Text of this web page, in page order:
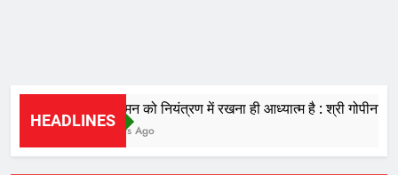
HEADLINES
चंचल मन को नियंत्रण में रखना ही आध्यात्म है : श्री गोपीनाथ
2 Hours Ago